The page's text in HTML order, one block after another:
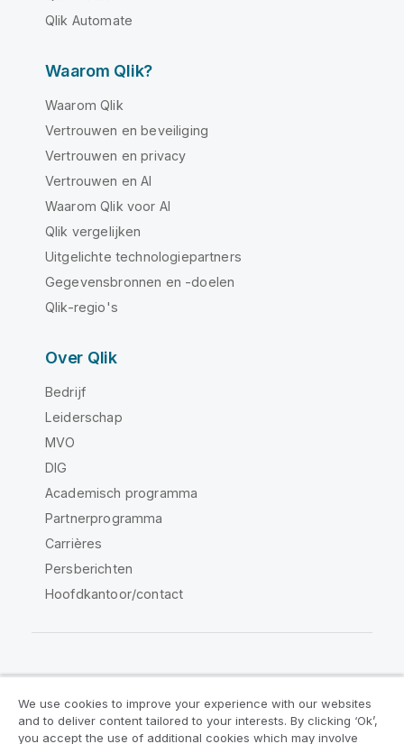
Qlik Automate
Waarom Qlik?
Waarom Qlik
Vertrouwen en beveiliging
Vertrouwen en privacy
Vertrouwen en AI
Waarom Qlik voor AI
Qlik vergelijken
Uitgelichte technologiepartners
Gegevensbronnen en -doelen
Qlik-regio's
Over Qlik
Bedrijf
Leiderschap
MVO
DIG
Academisch programma
Partnerprogramma
Carrières
Persberichten
Hoofdkantoor/contact
Juridische overeenkomsten
We use cookies to improve your experience with our websites
and to deliver content tailored to your interests. By clicking ‘Ok’,
you accept the use of additional cookies which may involve